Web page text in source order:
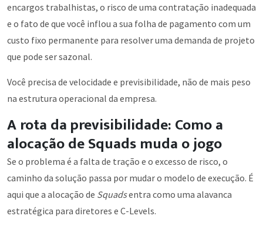
encargos trabalhistas, o risco de uma contratação inadequada
e o fato de que você inflou a sua folha de pagamento com um
custo fixo permanente para resolver uma demanda de projeto
que pode ser sazonal.
Você precisa de velocidade e previsibilidade, não de mais peso
na estrutura operacional da empresa.
A rota da previsibilidade: Como a
alocação de Squads muda o jogo
Se o problema é a falta de tração e o excesso de risco, o
caminho da solução passa por mudar o modelo de execução. É
aqui que a alocação de Squadsentra como uma alavanca
estratégica para diretores e C-Levels.